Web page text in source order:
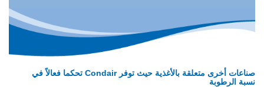
صناعات أخرى متعلقة بالأغذية حيث توفر Condair تحكما فعالاً في
نسبة الرطوبة